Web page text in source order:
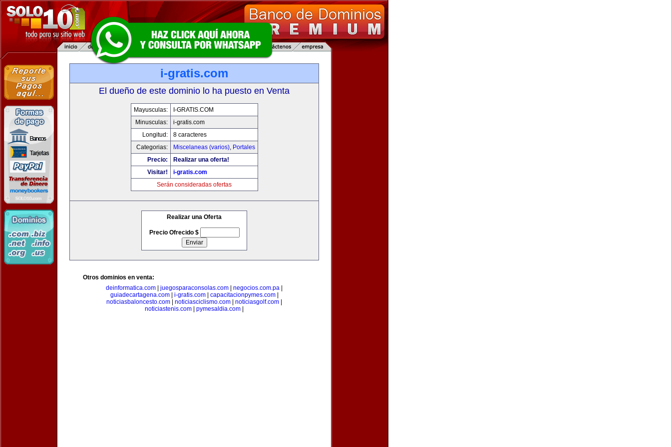
i-gratis.com
El dueño de este dominio lo ha puesto en Venta
Mayusculas:
I-GRATIS.COM
Minusculas:
i-gratis.com
Longitud:
8 caracteres
Categorias:
Miscelaneas (varios), Portales
Precio:
Realizar una oferta!
Visitar!
i-gratis.com
Serán consideradas ofertas
Realizar una Oferta
Precio Ofrecido $
Otros dominios en venta:
deinformatica.com
juegosparaconsolas.com negocios.com.pa
guiadecartagena.com| i-gratis.com| capacitacionpymes.com|
noticiasbaloncesto.com
noticiasciclismo.com noticiasgolf.com
noticiastenis.com
pymesaldia.com